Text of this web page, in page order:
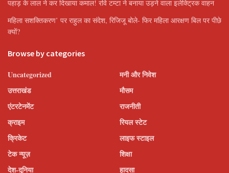
पहाड़ के लाल ने कर दिखाया कमाल! रवि टम्टा ने बनाया उड़ने वाला इलेक्ट्रिक वाहन
महिला सशक्तिकरण’ पर राहुल का संदेश, रिजिजू बोले- फिर महिला आरक्षण बिल पर पीछे
क्यों?
Browse by categories
Uncategorized
उत्तराखंड
एंटरटेनमेंट
क्राइम
क्रिकेट
टेक न्यूज़
देश-दुनिया
मनी और निवेश
मौसम
राजनीती
रियल स्टेट
लाइफ स्टाइल
शिक्षा
हादसा